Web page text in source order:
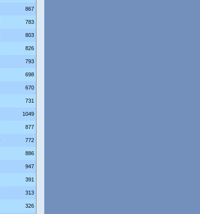
867
783
803
826
793
698
670
731
1049
877
772
886
947
391
313
326